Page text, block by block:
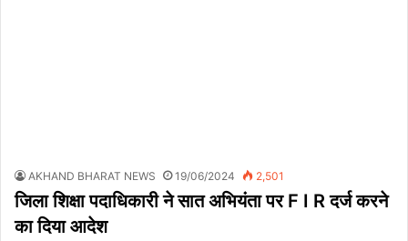
AKHAND BHARAT NEWS 19/06/2024 2,501
जिला शिक्षा पदाधिकारी ने सात अभियंता पर F I R दर्ज करने
का दिया आदेश